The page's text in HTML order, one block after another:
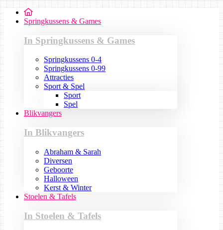
Springkussens & Games
In Springkussens & Games
Springkussens 0-4
Springkussens 0-99
Attracties
Sport & Spel
Sport
Spel
Blikvangers
In Blikvangers
Abraham & Sarah
Diversen
Geboorte
Halloween
Kerst & Winter
Stoelen & Tafels
In Stoelen & Tafels